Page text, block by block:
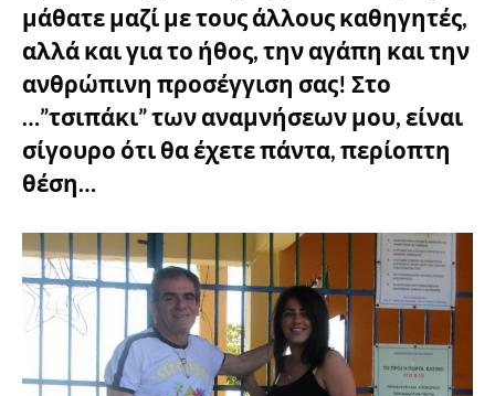
μάθατε μαζί με τους άλλους καθηγητές,
αλλά και για το ήθος, την αγάπη και την
ανθρώπινη προσέγγιση σας! Στο
…”τσιπάκι” των αναμνήσεων μου, είναι
σίγουρο ότι θα έχετε πάντα, περίοπτη
θέση…